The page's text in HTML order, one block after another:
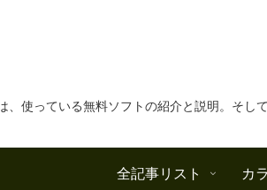
、使っている無料ソフトの紹介と説明。そし
全記事リスト カ